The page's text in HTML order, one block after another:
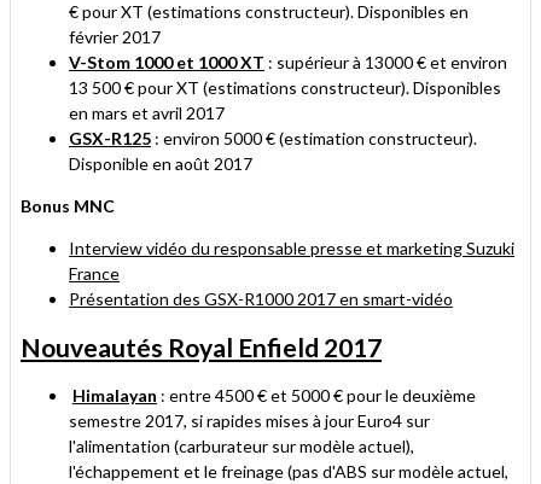
€ pour XT (estimations constructeur). Disponibles en
février 2017
V-Stom 1000 et 1000 XT : supérieur à 13000 € et environ
13 500 € pour XT (estimations constructeur). Disponibles
en mars et avril 2017
GSX-R125 : environ 5000 € (estimation constructeur).
Disponible en août 2017
Bonus MNC
Interview vidéo du responsable presse et marketing Suzuki
France
Présentation des GSX-R1000 2017 en smart-vidéo
Nouveautés Royal Enfield 2017
Himalayan : entre 4500 € et 5000 € pour le deuxième
semestre 2017, si rapides mises à jour Euro4 sur
l'alimentation (carburateur sur modèle actuel),
l'échappement et le freinage (pas d'ABS sur modèle actuel,